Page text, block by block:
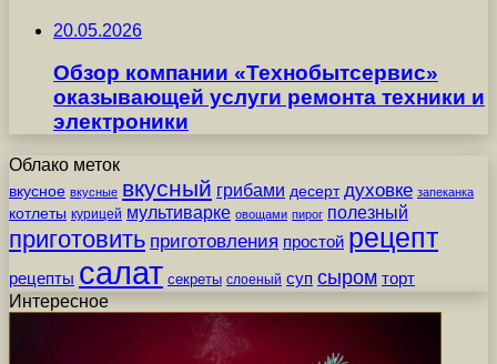
20.05.2026
Обзор компании «Технобытсервис»
оказывающей услуги ремонта техники и
электроники
Облако меток
вкусное вкусные вкусный грибами десерт духовке запеканка
котлеты курицей мультиварке овощами пирог полезный
приготовить приготовления простой рецепт
рецепты салат секреты слоеный суп сыром торт
Интересное